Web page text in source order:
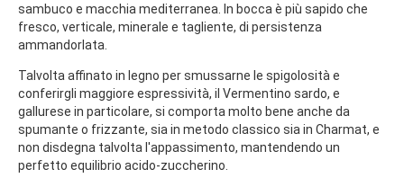
sambuco e macchia mediterranea. In bocca è più sapido che
fresco, verticale, minerale e tagliente, di persistenza
ammandorlata.
Talvolta affinato in legno per smussarne le spigolosità e
conferirgli maggiore espressività, il Vermentino sardo, e
gallurese in particolare, si comporta molto bene anche da
spumante o frizzante, sia in metodo classico sia in Charmat, e
non disdegna talvolta l'appassimento, mantendendo un
perfetto equilibrio acido-zuccherino.